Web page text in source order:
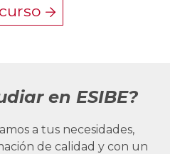
en ESIBE?
a tus necesidades,
de calidad y con un